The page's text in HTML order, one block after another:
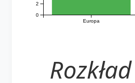
Europa
0
2